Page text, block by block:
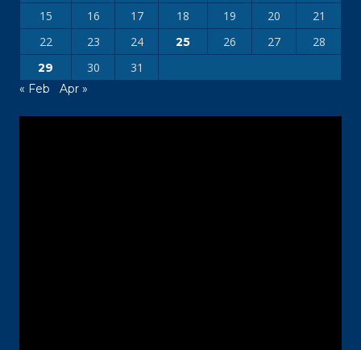
15
16 17 18 19 20
21
22
23 24 25 26 27 28
29 30 31
« Feb Apr »